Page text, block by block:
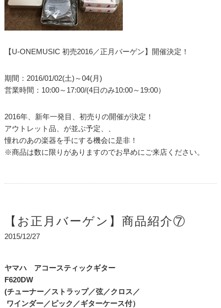
【U-ONEMUSIC 初売2016／正月バーゲン】開催決定！
期間：2016/01/02(土)～04(月)
営業時間：10:00～17:00/(4日のみ10:00～19:00）
2016年、新年一発目、初売りの開催が決定！
アウトレット品、が並ぶ予定、、
憧れのあの楽器を手にする機会に是非！
※商品は数に限りがありますのでお早めにご来店ください。
【お正月バーゲン】商品紹介⑦
2015/12/27
ヤマハ アコースティックギター
F620DW
(チューナー／ストラップ／弦／クロス／
ワインダー／ピック／ギターケース付）